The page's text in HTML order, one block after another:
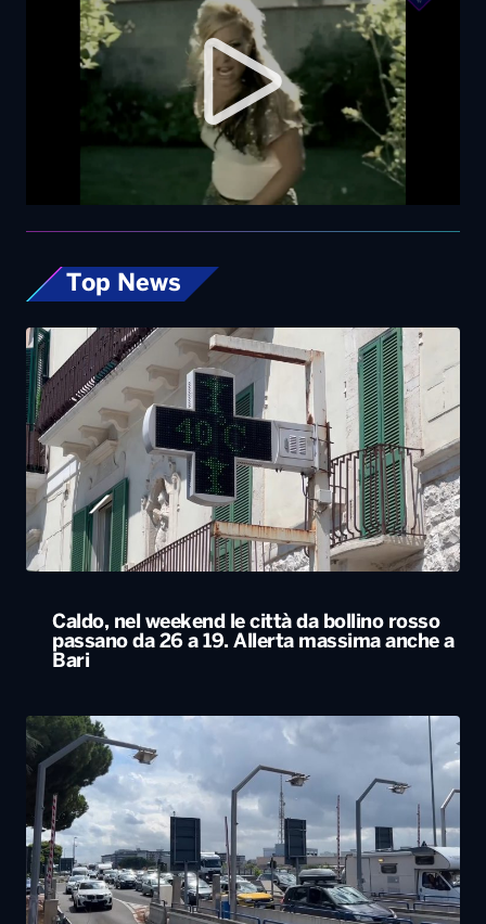
Top News
Caldo, nel weekend le città da bollino rosso
passano da 26 a 19. Allerta massima anche a
Bari